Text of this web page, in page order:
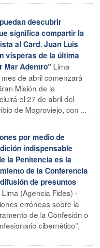
descubrir
significa compartir la
al Card. Juan Luis
vísperas de la última
Mar Adentro" Lima
de abril comenzará
Misión de la
el 27 de abril del
de Mogroviejo, con ...
por medio de
indispensable
la Penitencia es la
de la Conferencia
de presuntos
Lima (Agencia Fides) -
erróneas sobre la
de la Confesión o
cibernético",